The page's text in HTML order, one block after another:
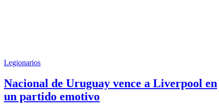
Legionarios
Nacional de Uruguay vence a Liverpool en
un partido emotivo